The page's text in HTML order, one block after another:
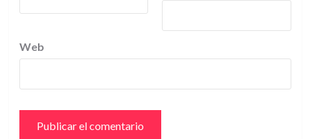
Web